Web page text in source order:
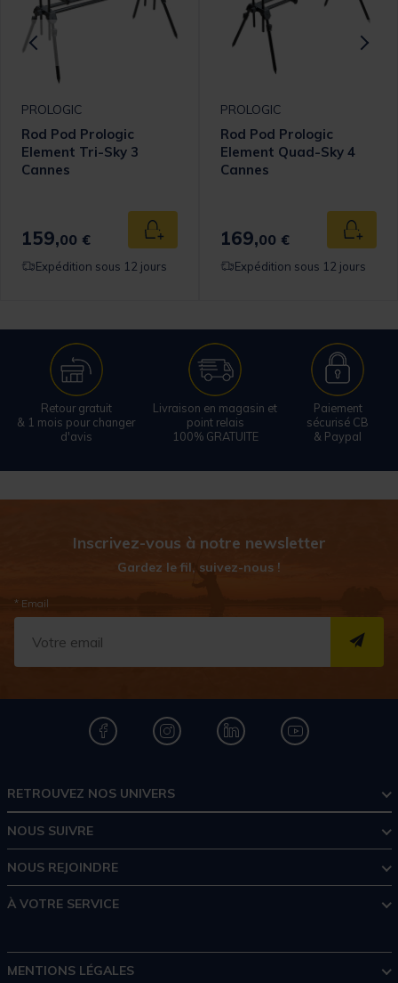
panier
PROLOGIC
Rod Pod Prologic
Element Tri-Sky 3
Cannes
159,00 € Ajouter au panier
Expédition sous 12 jours
PROLOGIC
Rod Pod Prologic
Element Quad-Sky 4
Cannes
169,00 €
Expédition sous 12 jours
Retour gratuit
& 1 mois pour changer
d'avis
Livraison en magasin et
point relais
100% GRATUITE
Paiement
sécurisé CB
& Paypal
Inscrivez-vous à notre newsletter
Gardez le fil, suivez-nous !
* Email
RETROUVEZ NOS UNIVERS
NOUS SUIVRE
NOUS REJOINDRE
À VOTRE SERVICE
MENTIONS LÉGALES